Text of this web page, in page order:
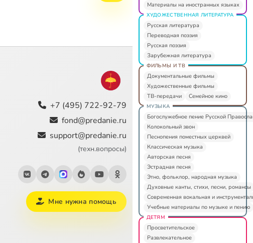
+7 (495) 722-92-79
fond@predanie.ru
support@predanie.ru
(техн.вопросы)
Мне нужна помощь
Материалы на иностранных языках
ХУДОЖЕСТВЕННАЯ ЛИТЕРАТУРА
Русская литература
Переводная поэзия
Русская поэзия
Зарубежная литература
ФИЛЬМЫ И ТВ
Документальные фильмы
Художественные фильмы
ТВ-передачи
Семейное кино
МУЗЫКА
Богослужебное пение Русской
Колокольный звон
Песнопения поместных церквей
Классическая музыка
Авторская песня
Эстрадная песня
Этно, фольклор, народная музыка
Духовные канты, стихи, песни, романсы
Современная вокальная и
Учебные материалы по музыке и пению
ДЕТЯМ
Просветительское
Развлекательное